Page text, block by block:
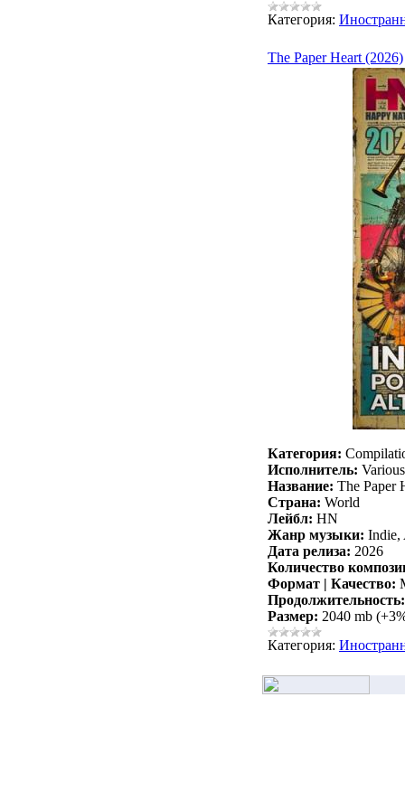
Категория:
The Paper Heart (2026)
Категория:
Исполнитель:
Название: The Paper
Страна: World
Лейбл: HN
Жанр музыки: Indie,
Дата релиза: 2026
Количество
Формат | Качество:
Продолжительность:
Размер: 2040 mb
Категория: